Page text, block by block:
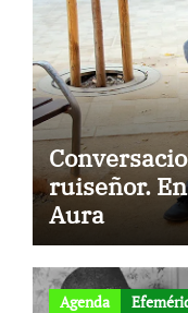
ruiseñor.
Aura
Agenda